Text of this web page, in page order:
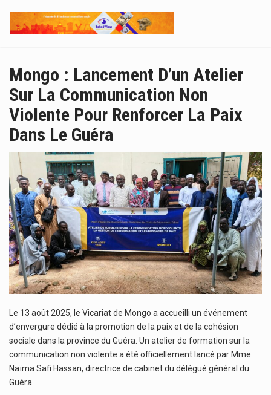
Mongo : Lancement D’un Atelier
Sur La Communication Non
Violente Pour Renforcer La Paix
Dans Le Guéra
Le 13 août 2025, le Vicariat de Mongo a accueilli un événement
d’envergure dédié à la promotion de la paix et de la cohésion
sociale dans la province du Guéra. Un atelier de formation sur la
communication non violente a été officiellement lancé par Mme
Naïma Safi Hassan, directrice de cabinet du délégué général du
Guéra.